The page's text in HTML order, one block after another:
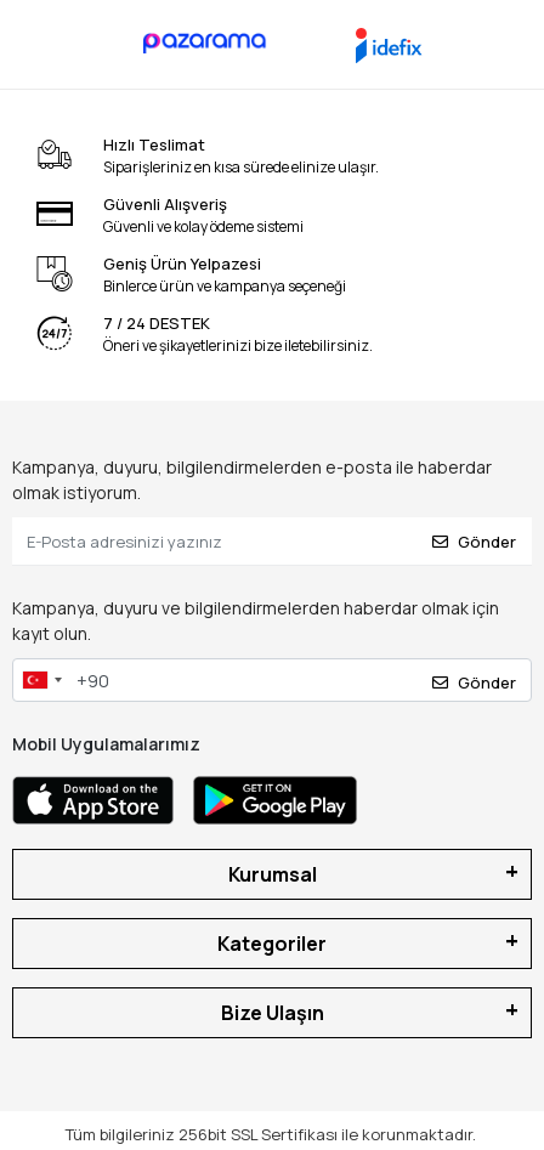
Hızlı Teslimat
Siparişleriniz en kısa sürede elinize ulaşır.
Güvenli Alışveriş
Güvenli ve kolay ödeme sistemi
Geniş Ürün Yelpazesi
Binlerce ürün ve kampanya seçeneği
7 / 24 DESTEK
Öneri ve şikayetlerinizi bize iletebilirsiniz.
Kampanya, duyuru, bilgilendirmelerden e-posta ile haberdar
olmak istiyorum.
Gönder
Kampanya, duyuru ve bilgilendirmelerden haberdar olmak için
kayıt olun.
Gönder
Mobil Uygulamalarımız
Kurumsal
Kategoriler
Bize Ulaşın
Tüm bilgileriniz 256bit SSL Sertifikası ile korunmaktadır.